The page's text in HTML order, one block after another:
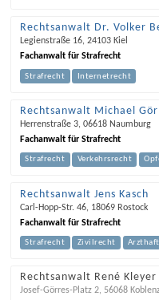
Rechtsanwalt Dr. Volker
Legienstraße 16, 24103 Kiel
Fachanwalt für Strafrecht
Strafrecht Internetrecht
Rechtsanwalt Michael
Herrenstraße 3, 06618 Naumburg
Fachanwalt für Strafrecht
Strafrecht Verkehrsrecht
Rechtsanwalt Jens Kasch
Carl-Hopp-Str. 46, 18069 Rostock
Fachanwalt für Strafrecht
Strafrecht Zivilrecht
Rechtsanwalt René Kleyer
Josef-Görres-Platz 2, 56068